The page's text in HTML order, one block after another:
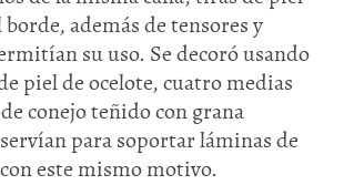
borde, además de tensores y
su uso. Se decoró usando
piel de ocelote, cuatro medias
conejo teñido con grana
para soportar láminas de
este mismo motivo.